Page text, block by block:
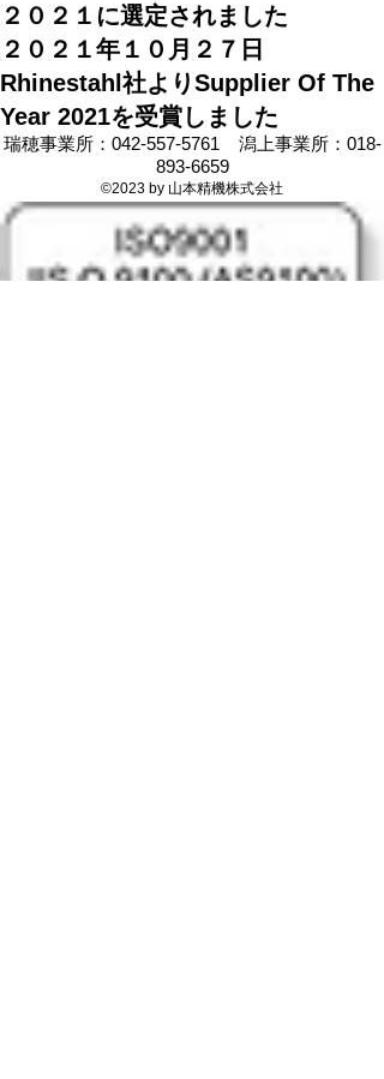
​２０２１に選定されました
２０２１年１０月２７日
Rhinestahl社よりSupplier Of The
Year 2021を受賞しました
​瑞穂事業所：042-557-5761 潟上事業所：018-
893-6659
©2023 by 山本精機株式会社